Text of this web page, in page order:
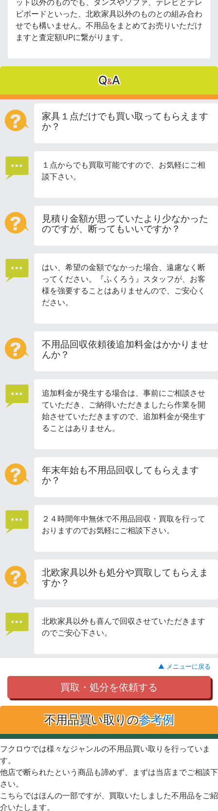
ット以外のものでも、タンスやソファ、テレビとテレ
ビボードといった、北欧家具以外のものとの組み合わ
せでも構いません。不用品をまとめてお売りいただけ
ますと査定額UPに繋がります。
Q&A
家具１点だけでも買い取ってもらえます
か？
１点からでも買取可能ですので、お気軽にご相
談下さい。
見積り金額が思っていたより少なかった
のですが、断ってもいいですか？
はい、希望の金額でなかった場合、遠慮なく断
ってください。『ふくろう』スタッフが、お客
様を強要することはありませんので、ご安心く
ださい。
不用品回収依頼後追加料金はかかりませ
んか？
追加料金が発生する場合は、事前にご相談させ
ていただき、ご納得いただきましたら作業を開
始させていただきますので、追加料金が発生す
ることはありません。
年末年始も不用品回収してもらえます
か？
２４時間年中無休で不用品回収・買取を行って
おりますのでお気軽にご相談下さい。
北欧家具以外も処分や買取してもらえま
すか？
北欧家具以外も喜んで回収させていただきます
のでご安心下さい。
▲ メニューに戻る
買取・処分を依頼する
不用品買い取りの参考例
フクロウでは様々なジャンルの不用品買い取りを行っていま
す。
他店で断られたという商品も諦めず、まずは当店までご相談下
さい。
こちらではほんの一部ですが、買取いたしました不用品をご紹
介いたします。